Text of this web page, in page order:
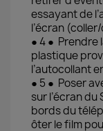
essayant de
l’écran
● 4 ●
plastique
l’autocollant
● 5 ● Poser
sur l’écran du
bords du
ôter le film